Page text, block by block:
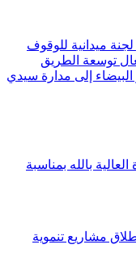
ميدانية للوقوف
توسعة الطريق
البيضاء إلى مدارة سيدي
بالله بمناسبة
مشاريع تنموية